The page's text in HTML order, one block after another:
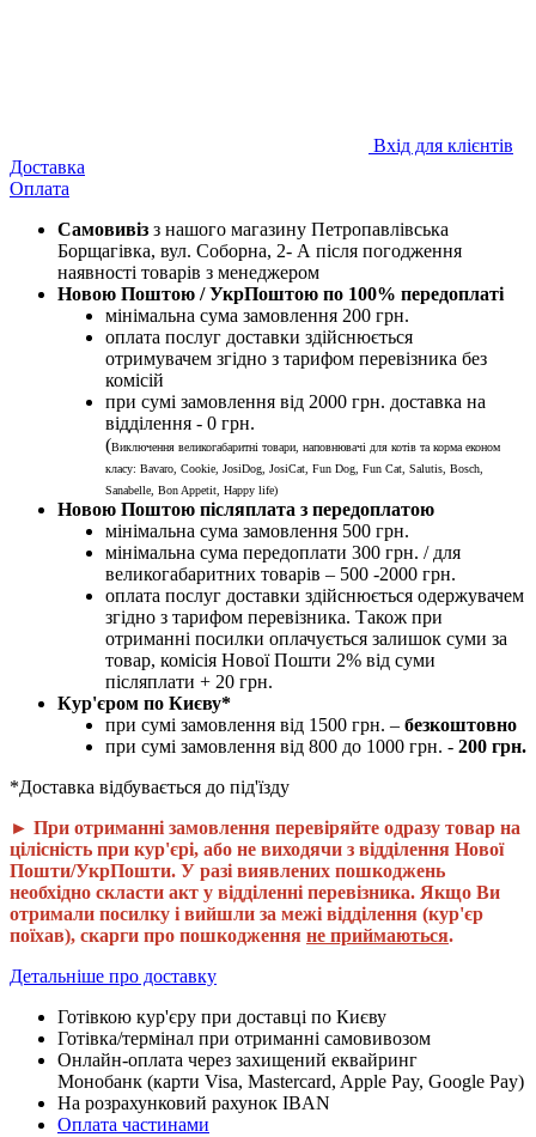
Вхід для клієнтів
Доставка
Оплата
Самовивіз з нашого магазину Петропавлівська
Борщагівка, вул. Соборна, 2- А після погодження
наявності товарів з менеджером
Новою Поштою / УкрПоштою по 100% передоплаті
мінімальна сума замовлення 200 грн.
оплата послуг доставки здійснюється
отримувачем згідно з тарифом перевізника без
комісій
при сумі замовлення від 2000 грн. доставка на
відділення - 0 грн.
(Виключення великогабаритні товари, наповнювачі для котів та корма економ
класу: Bavaro, Cookie, JosiDog, JosiCat, Fun Dog, Fun Cat, Salutis, Bosch,
Sanabelle, Bon Appetit, Happy life)
Новою Поштою післяплата з передоплатою
мінімальна сума замовлення 500 грн.
мінімальна сума передоплати 300 грн. / для
великогабаритних товарів – 500 -2000 грн.
оплата послуг доставки здійснюється одержувачем
згідно з тарифом перевізника. Також при
отриманні посилки оплачується залишок суми за
товар, комісія Нової Пошти 2% від суми
післяплати + 20 грн.
Кур'єром по Києву*
при сумі замовлення від 1500 грн. – безкоштовно
при сумі замовлення від 800 до 1000 грн. - 200 грн.
*Доставка відбувається до під'їзду
► При отриманні замовлення перевіряйте одразу товар на
цілісність при кур'єрі, або не виходячи з відділення Нової
Пошти/УкрПошти. У разі виявлених пошкоджень
необхідно скласти акт у відділенні перевізника. Якщо Ви
отримали посилку і вийшли за межі відділення (кур'єр
поїхав), скарги про пошкодження не приймаються.
Детальніше про доставку
Готівкою кур'єру при доставці по Києву
Готівка/термінал при отриманні самовивозом
Онлайн-оплата через захищений еквайринг
Монобанк (карти Visa, Mastercard, Apple Pay, Google Pay)
На розрахунковий рахунок IBAN
Оплата частинами